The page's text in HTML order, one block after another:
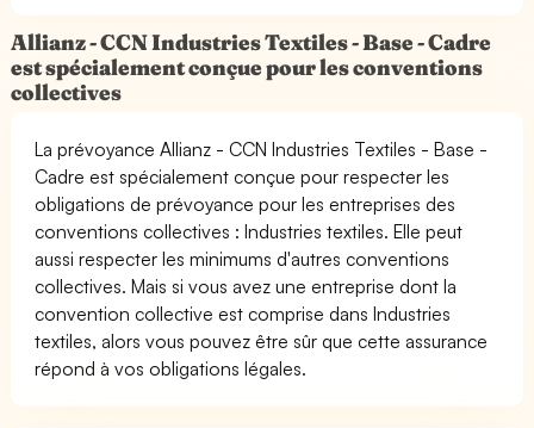
Allianz - CCN Industries Textiles - Base - Cadre
est spécialement conçue pour les conventions
collectives
La prévoyance Allianz - CCN Industries Textiles - Base -
Cadre est spécialement conçue pour respecter les
obligations de prévoyance pour les entreprises des
conventions collectives : Industries textiles. Elle peut
aussi respecter les minimums d'autres conventions
collectives. Mais si vous avez une entreprise dont la
convention collective est comprise dans Industries
textiles, alors vous pouvez être sûr que cette assurance
répond à vos obligations légales.